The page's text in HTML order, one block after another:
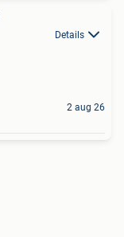
Details
2 aug 26